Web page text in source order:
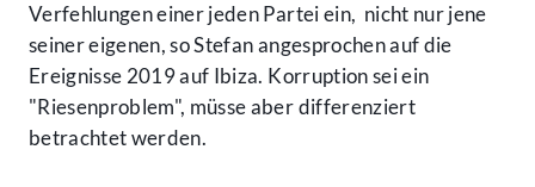
Verfehlungen einer jeden Partei ein, nicht nur jene
seiner eigenen, so Stefan angesprochen auf die
Ereignisse 2019 auf Ibiza. Korruption sei ein
"Riesenproblem", müsse aber differenziert
betrachtet werden.